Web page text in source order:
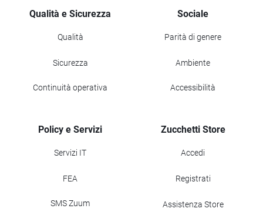
Qualità e Sicurezza
Qualità
Sicurezza
Continuità operativa
Sociale
Parità di genere
Ambiente
Accessibilità
Policy e Servizi
Servizi IT
FEA
SMS Zuum
Zucchetti Store
Accedi
Registrati
Assistenza Store